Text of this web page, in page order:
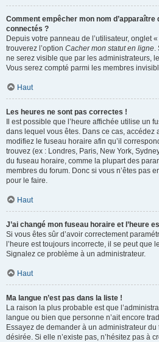
Comment empêcher mon nom
connectés ?
Depuis votre panneau de l’utilisateur, onglet
trouverez l’option Cacher mon statut en ligne.
ne serez visible que par les administrateurs,
Vous serez compté parmi les membres
Haut
Les heures ne sont pas correctes !
Il est possible que l’heure affichée utilise un
dans lequel vous êtes. Dans ce cas, accédez
modifiez le fuseau horaire afin qu’il
trouvez (ex : Londres, Paris, New York,
du fuseau horaire, comme la plupart des
membres du forum. Donc si vous n’êtes pas
pour le faire.
Haut
J’ai changé mon fuseau horaire et l’heure
Si vous êtes sûr d’avoir correctement
l’heure est toujours incorrecte, il se peut que
Signalez ce problème à un administrateur.
Haut
Ma langue n’est pas dans la liste !
La raison la plus probable est que
langue ou bien que personne n’ait encore
Essayez de demander à un administrateur du
désirée. Si elle n’existe pas, n’hésitez pas à